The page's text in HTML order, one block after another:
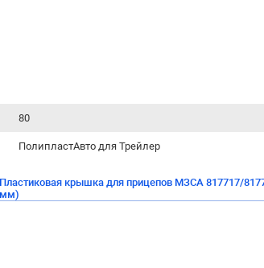
80
ПолипластАвто для Трейлер
Пластиковая крышка для прицепов МЗСА 817717/
мм)